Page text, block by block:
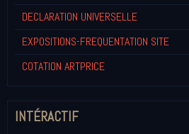
DECLARATION UNIVERSELLE
EXPOSITIONS-FREQUENTATION SITE
COTATION ARTPRICE
INTÉRACTIF